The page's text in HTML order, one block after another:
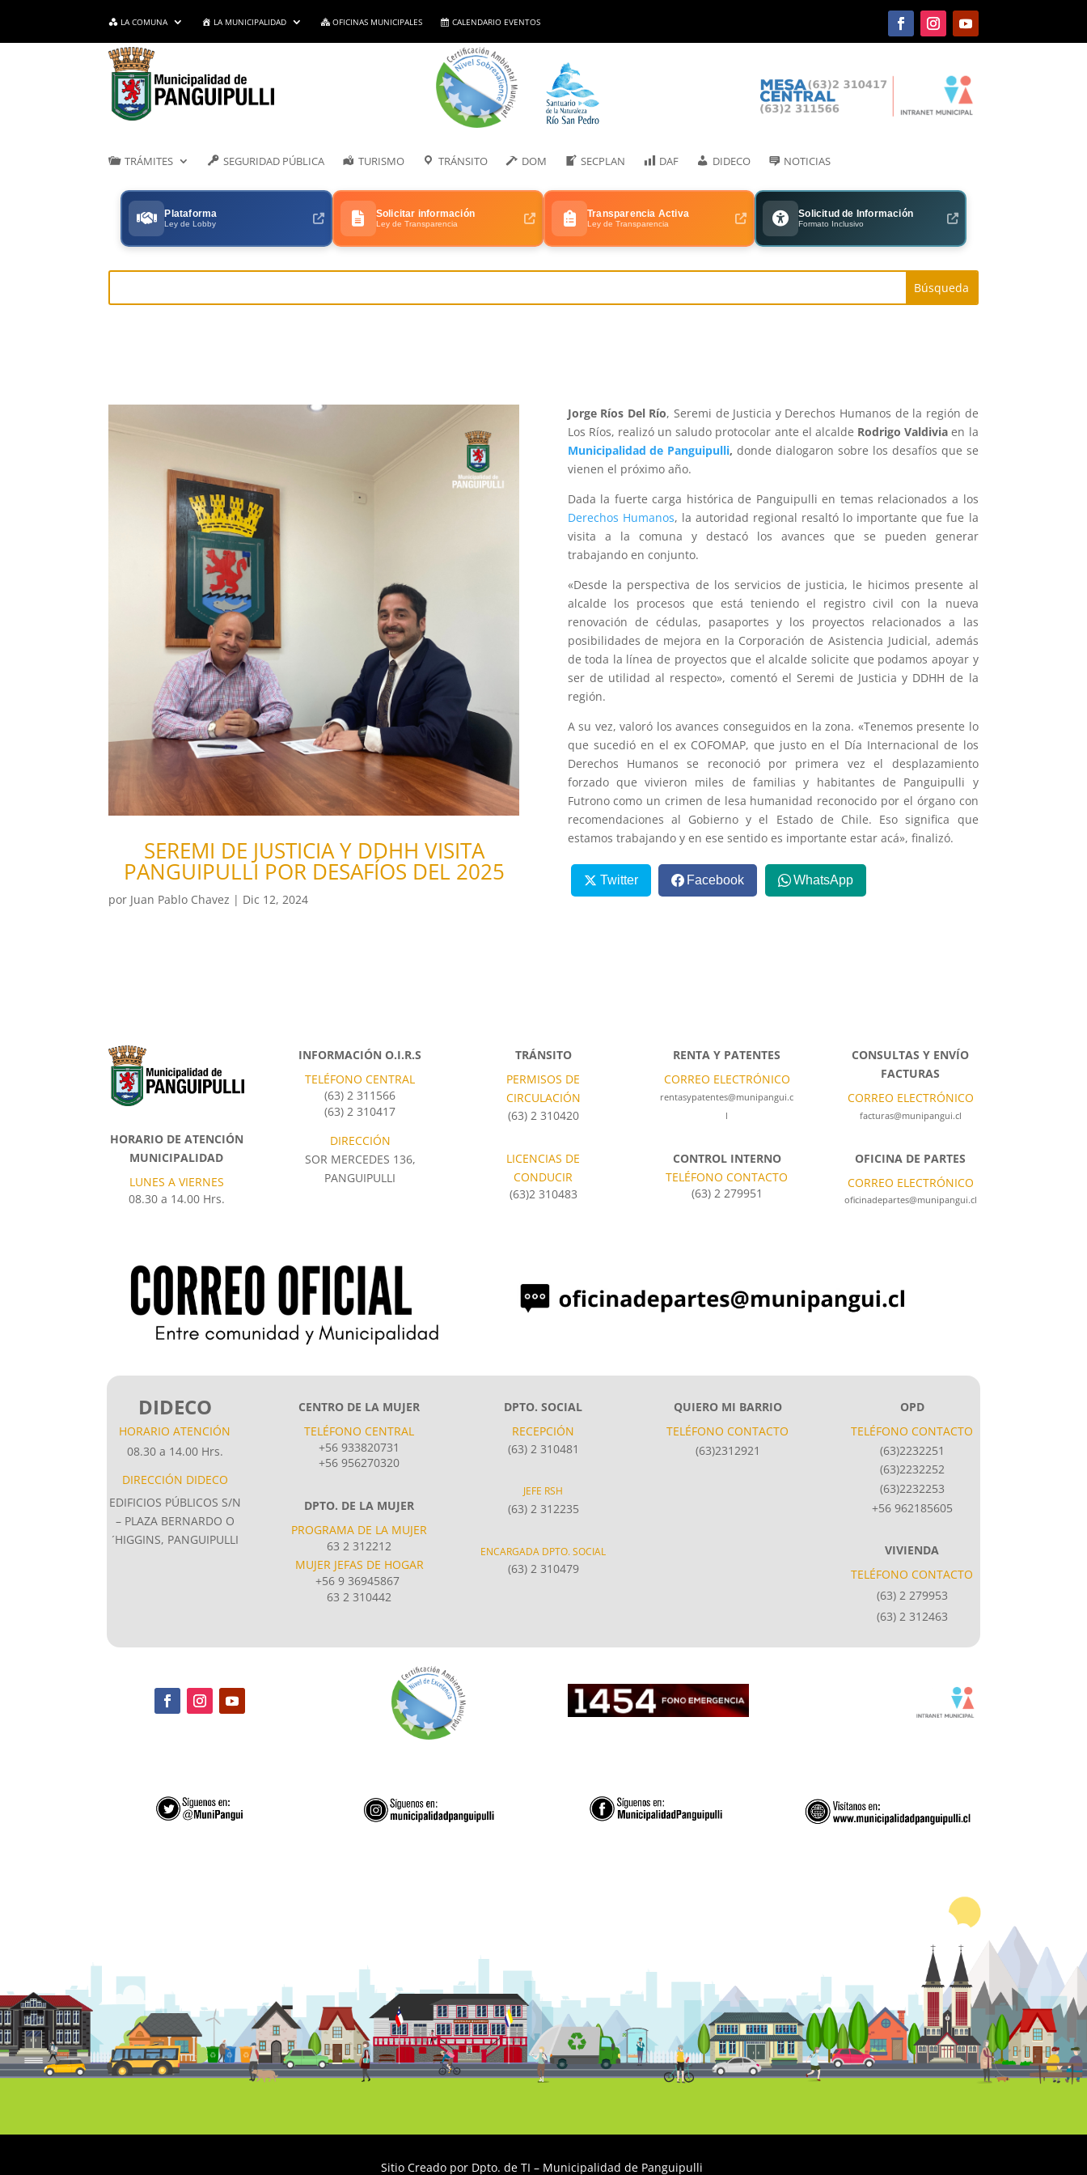
LA COMUNA LA MUNICIPALIDAD OFICINAS MUNICIPALES CALENDARIO EVENTOS
TRÁMITES SEGURIDAD PÚBLICA TURISMO TRÁNSITO DOM SECPLAN DAF DIDECO NOTICIAS
Plataforma
Ley de Lobby
Solicitar información
Ley de Transparencia
Transparencia Activa
Ley de Transparencia
Solicitud de Información
Formato Inclusivo
SEREMI DE JUSTICIA Y DDHH VISITA
PANGUIPULLI POR DESAFÍOS DEL 2025
por Juan Pablo Chavez | Dic 12, 2024
Jorge Ríos Del Río, Seremi de Justicia y Derechos Humanos de la región de
Los Ríos, realizó un saludo protocolar ante el alcalde Rodrigo Valdivia en la
Municipalidad de Panguipulli, donde dialogaron sobre los desafíos que se
vienen el próximo año.
Dada la fuerte carga histórica de Panguipulli en temas relacionados a los
Derechos Humanos, la autoridad regional resaltó lo importante que fue la
visita a la comuna y destacó los avances que se pueden generar
trabajando en conjunto.
«Desde la perspectiva de los servicios de justicia, le hicimos presente al
alcalde los procesos que está teniendo el registro civil con la nueva
renovación de cédulas, pasaportes y los proyectos relacionados a las
posibilidades de mejora en la Corporación de Asistencia Judicial, además
de toda la línea de proyectos que el alcalde solicite que podamos apoyar y
ser de utilidad al respecto», comentó el Seremi de Justicia y DDHH de la
región.
A su vez, valoró los avances conseguidos en la zona. «Tenemos presente lo
que sucedió en el ex COFOMAP, que justo en el Día Internacional de los
Derechos Humanos se reconoció por primera vez el desplazamiento
forzado que vivieron miles de familias y habitantes de Panguipulli y
Futrono como un crimen de lesa humanidad reconocido por el órgano con
recomendaciones al Gobierno y el Estado de Chile. Eso significa que
estamos trabajando y en ese sentido es importante estar acá», finalizó.
Twitter Facebook WhatsApp
HORARIO DE ATENCIÓN
MUNICIPALIDAD
LUNES A VIERNES
08.30 a 14.00 Hrs.
INFORMACIÓN O.I.R.S
TELÉFONO CENTRAL
(63) 2 311566
(63) 2 310417
DIRECCIÓN
SOR MERCEDES 136,
PANGUIPULLI
TRÁNSITO
PERMISOS DE
CIRCULACIÓN
(63) 2 310420
LICENCIAS DE
CONDUCIR
(63)2 310483
RENTA Y PATENTES
CORREO ELECTRÓNICO
rentasypatentes@munipangui.c
l
CONTROL INTERNO
TELÉFONO CONTACTO
(63) 2 279951
CONSULTAS Y ENVÍO
FACTURAS
CORREO ELECTRÓNICO
facturas@munipangui.cl
OFICINA DE PARTES
CORREO ELECTRÓNICO
oficinadepartes@munipangui.cl
DIDECO
HORARIO ATENCIÓN
08.30 a 14.00 Hrs.
DIRECCIÓN DIDECO
EDIFICIOS PÚBLICOS S/N
– PLAZA BERNARDO O
´HIGGINS, PANGUIPULLI
CENTRO DE LA MUJER
TELÉFONO CENTRAL
+56 933820731
+56 956270320
DPTO. DE LA MUJER
PROGRAMA DE LA MUJER
63 2 312212
MUJER JEFAS DE HOGAR
+56 9 36945867
63 2 310442
DPTO. SOCIAL
RECEPCIÓN
(63) 2 310481
JEFE RSH
(63) 2 312235
ENCARGADA DPTO. SOCIAL
(63) 2 310479
QUIERO MI BARRIO
TELÉFONO CONTACTO
(63)2312921
OPD
TELÉFONO CONTACTO
(63)2232251
(63)2232252
(63)2232253
+56 962185605
VIVIENDA
TELÉFONO CONTACTO
(63) 2 279953
(63) 2 312463
Sitio Creado por Dpto. de TI – Municipalidad de Panguipulli